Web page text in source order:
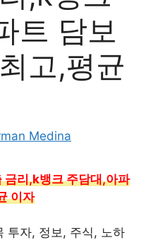
트 담보
고,평균
Medina
금리,k뱅크 주담대,아파
이자
투자, 정보, 주식, 노하